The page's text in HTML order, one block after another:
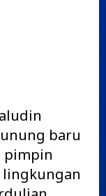
baru
pimpin
lingkungan